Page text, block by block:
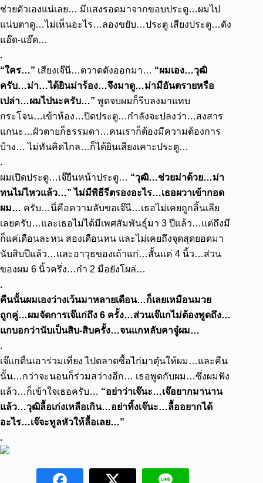
ช่วยตัวเองแน่เลย… มีแสงรอดมาจากขอบประตู…ผมไป
แน่บตาดู…ไม่เห็นอะไร…ลองขยับ…ประตู เสียงประตู…ดัง
แอ๊ด-แอ๊ด…
.
“ใคร…” เสียงเจ๊นี…ตวาดดังออกมา… “ผมเอง…วุฒิ
ครับ…ม่า…ได้ยินม่าร้อง…จึงมาดู…ม่ามีอันตรายหรือ
เปล่า…ผมไปนะครับ…” พูดจบผมก็รีบลงมาแทบ
กระโจน…เข้าห้อง…ปิดประตู…กำลังจะปลงว่า…สงสาร
แกนะ…ผัวตายก็ธรรมดา…คนเราก็ต้องมีความต้องการ
บ้าง…ไม่ทันคิดไกล…ก็ได้ยินเสียงเคาะประตู…
.
ผมเปิดประตู…เจ๊ยืนหน้าประตู… “วุฒิ…ช่วยม่าด้วย…ม่า
ทนไม่ไหวแล้ว…”ไม่มีพิธีรีตรองอะไร…เธอผวาเข้ากอด
ผม… ครับ…นี่คือความลับขอเจ๊นี…เธอไม่เคยถูกลิ้นเลีย
เลยครับ…และเธอไม่ได้มีเพศสัมพันธุ์มา 3 ปีแล้ว…แต่ถึงมี
ก็แค่เดือนละหน สองเดือนหน และไม่เคยถึงจุดสุดยอดมา
นับสิบปีแล้ว…และอาวุธของเถ้าแก่…สั้นแค่ 4 นิ้ว…ส่วน
ของผม 6 นิ้วครึ่ง…กำ 2 มือยังโผล่…
.
คืนนั้นผมเองว่างเว้นมาหลายเดือน…ก็เลยเหมือนมวย
ถูกคู่…ผมจัดการเจ๊แก่ถึง 6 ครั้ง…ส่วนเจ๊แกไม่ต้องพูดถึง…
แกบอกว่านับเป็นสิบ-สิบครั้ง…จนแกหลับคาจู๋ผม…
.
เจ๊แกตื่นเอาร่วมเที่ยง ไปตลาดซื้อไก่มาตุ๋นให้ผม…และคืน
นั้น…กว่าจะนอนก็ร่วมสว่างอีก… เธอพูดกับผม…ซึ่งผมฟัง
แล้ว…ก็เข้าใจเธอครับ… “อย่าว่าเจ๊นะ…เจ๊อยากมานาน
แล้ว…วุฒิลื้อเก่งเหลือเกิน…อย่าทิ้งเจ๊นะ…ลื้ออยากได้
อะไร…เจ๊จะทูลหัวให้ลื้อเลย…”
.